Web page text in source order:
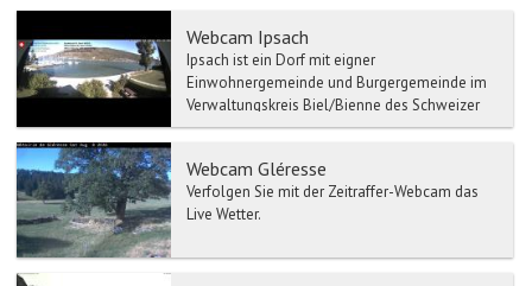
Webcam Ipsach
Ipsach ist ein Dorf mit eigner
Einwohnergemeinde und Burgergemeinde im
Verwaltungskreis Biel/Bienne des Schweizer
Kantons Bern. Ipsach liegt am rec...
Webcam Gléresse
Verfolgen Sie mit der Zeitraffer-Webcam das
Live Wetter.